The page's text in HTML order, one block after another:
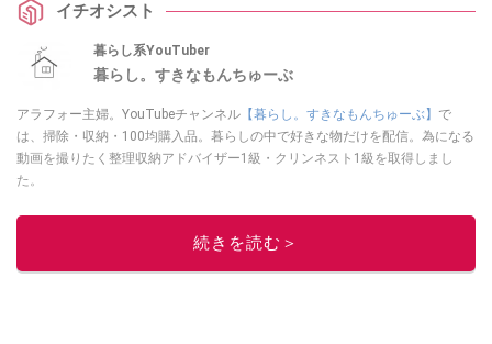
家に一台レベルの重宝アイテムです！
イチオシスト
暮らし系YouTuber
暮らし。すきなもんちゅーぶ
アラフォー主婦。YouTubeチャンネル 【暮らし。すきなもんちゅーぶ】 で
は、掃除・収納・100均購入品。暮らしの中で好きな物だけを配信。為になる
動画を撮りたく整理収納アドバイザー1級・クリンネスト1級を取得しまし
た。
このイチオシストの他の記事を読む
続きを読む＞